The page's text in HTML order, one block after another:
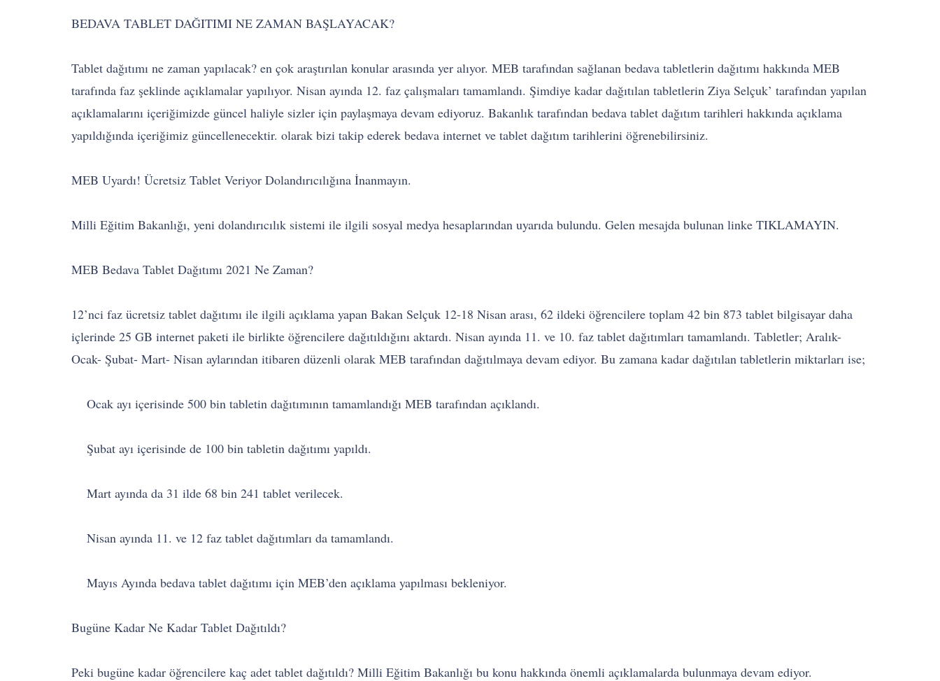
BEDAVA TABLET DAĞITIMI NE ZAMAN BAŞLAYACAK?
Tablet dağıtımı ne zaman yapılacak? en çok araştırılan konular arasında yer alıyor. MEB tarafından sağlanan bedava tabletlerin dağıtımı hakkında MEB
tarafında faz şeklinde açıklamalar yapılıyor. Nisan ayında 12. faz çalışmaları tamamlandı. Şimdiye kadar dağıtılan tabletlerin Ziya Selçuk’ tarafından yapılan
açıklamalarını içeriğimizde güncel haliyle sizler için paylaşmaya devam ediyoruz. Bakanlık tarafından bedava tablet dağıtım tarihleri hakkında açıklama
yapıldığında içeriğimiz güncellenecektir. olarak bizi takip ederek bedava internet ve tablet dağıtım tarihlerini öğrenebilirsiniz.
MEB Uyardı! Ücretsiz Tablet Veriyor Dolandırıcılığına İnanmayın.
Milli Eğitim Bakanlığı, yeni dolandırıcılık sistemi ile ilgili sosyal medya hesaplarından uyarıda bulundu. Gelen mesajda bulunan linke TIKLAMAYIN.
MEB Bedava Tablet Dağıtımı 2021 Ne Zaman?
12’nci faz ücretsiz tablet dağıtımı ile ilgili açıklama yapan Bakan Selçuk 12-18 Nisan arası, 62 ildeki öğrencilere toplam 42 bin 873 tablet bilgisayar daha
içlerinde 25 GB internet paketi ile birlikte öğrencilere dağıtıldığını aktardı. Nisan ayında 11. ve 10. faz tablet dağıtımları tamamlandı. Tabletler; Aralık-
Ocak- Şubat- Mart- Nisan aylarından itibaren düzenli olarak MEB tarafından dağıtılmaya devam ediyor. Bu zamana kadar dağıtılan tabletlerin miktarları ise;
Ocak ayı içerisinde 500 bin tabletin dağıtımının tamamlandığı MEB tarafından açıklandı.
Şubat ayı içerisinde de 100 bin tabletin dağıtımı yapıldı.
Mart ayında da 31 ilde 68 bin 241 tablet verilecek.
Nisan ayında 11. ve 12 faz tablet dağıtımları da tamamlandı.
Mayıs Ayında bedava tablet dağıtımı için MEB’den açıklama yapılması bekleniyor.
Bugüne Kadar Ne Kadar Tablet Dağıtıldı?
Peki bugüne kadar öğrencilere kaç adet tablet dağıtıldı? Milli Eğitim Bakanlığı bu konu hakkında önemli açıklamalarda bulunmaya devam ediyor.